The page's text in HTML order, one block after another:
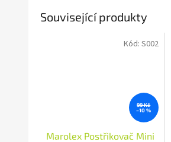
Související produkty
99 Kč
–10 %
Marolex Postřikovač Mini
Kód: S002